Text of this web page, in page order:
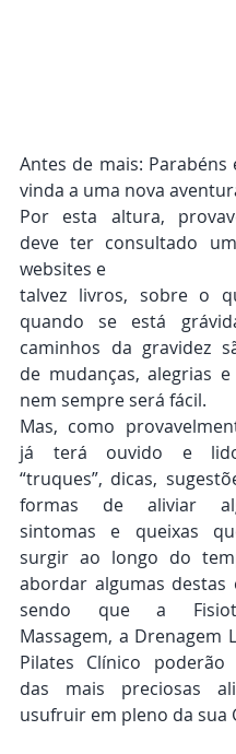
Antes de mais: Parabéns
vinda a uma nova
Por esta altura,
deve ter consultado
websites e
talvez livros, sobre o
quando se está
caminhos da gravidez
de mudanças, alegrias
nem sempre será fácil.
Mas, como
já terá ouvido e
“truques”, dicas,
formas de aliviar
sintomas e queixas
surgir ao longo do
abordar algumas destas
sendo que a
Massagem, a Drenagem
Pilates Clínico poderão
das mais preciosas
usufruir em pleno da sua